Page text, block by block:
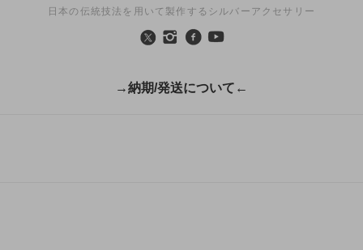
日本の伝統技法を用いて製作するシルバーアクセサリー
→納期/発送について←